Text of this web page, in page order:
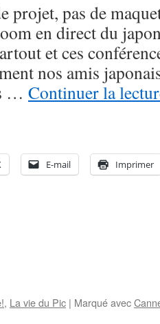
projet, pas de
en direct du
et ces
nos amis
… Continuer la
E-mail Imprimer
, La vie du Pic | Marqué avec